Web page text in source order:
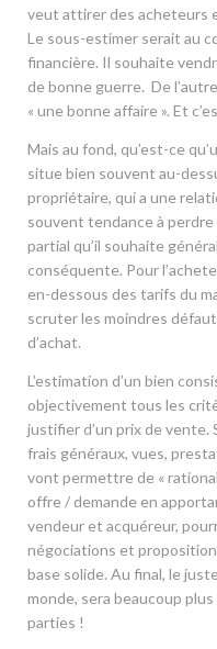
veut attirer des acheteurs
Le sous-estimer serait au
financière. Il souhaite
de bonne guerre. De
« une bonne affaire ». Et
Mais au fond, qu’est-ce
situe bien souvent au-
propriétaire, qui a une
souvent tendance à
partial qu’il souhaite
conséquente. Pour
en-dessous des tarifs du
scruter les moindres
d’achat.
L’estimation d’un bien
objectivement tous les
justifier d’un prix de vente.
frais généraux, vues,
vont permettre de «
offre / demande en
vendeur et acquéreur,
négociations et
base solide. Au final, le
monde, sera beaucoup
parties !